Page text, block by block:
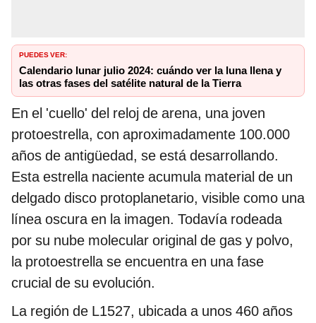
PUEDES VER:
Calendario lunar julio 2024: cuándo ver la luna llena y
las otras fases del satélite natural de la Tierra
En el 'cuello' del reloj de arena, una joven
protoestrella, con aproximadamente 100.000
años de antigüedad, se está desarrollando.
Esta estrella naciente acumula material de un
delgado disco protoplanetario, visible como una
línea oscura en la imagen. Todavía rodeada
por su nube molecular original de gas y polvo,
la protoestrella se encuentra en una fase
crucial de su evolución.
La región de L1527, ubicada a unos 460 años